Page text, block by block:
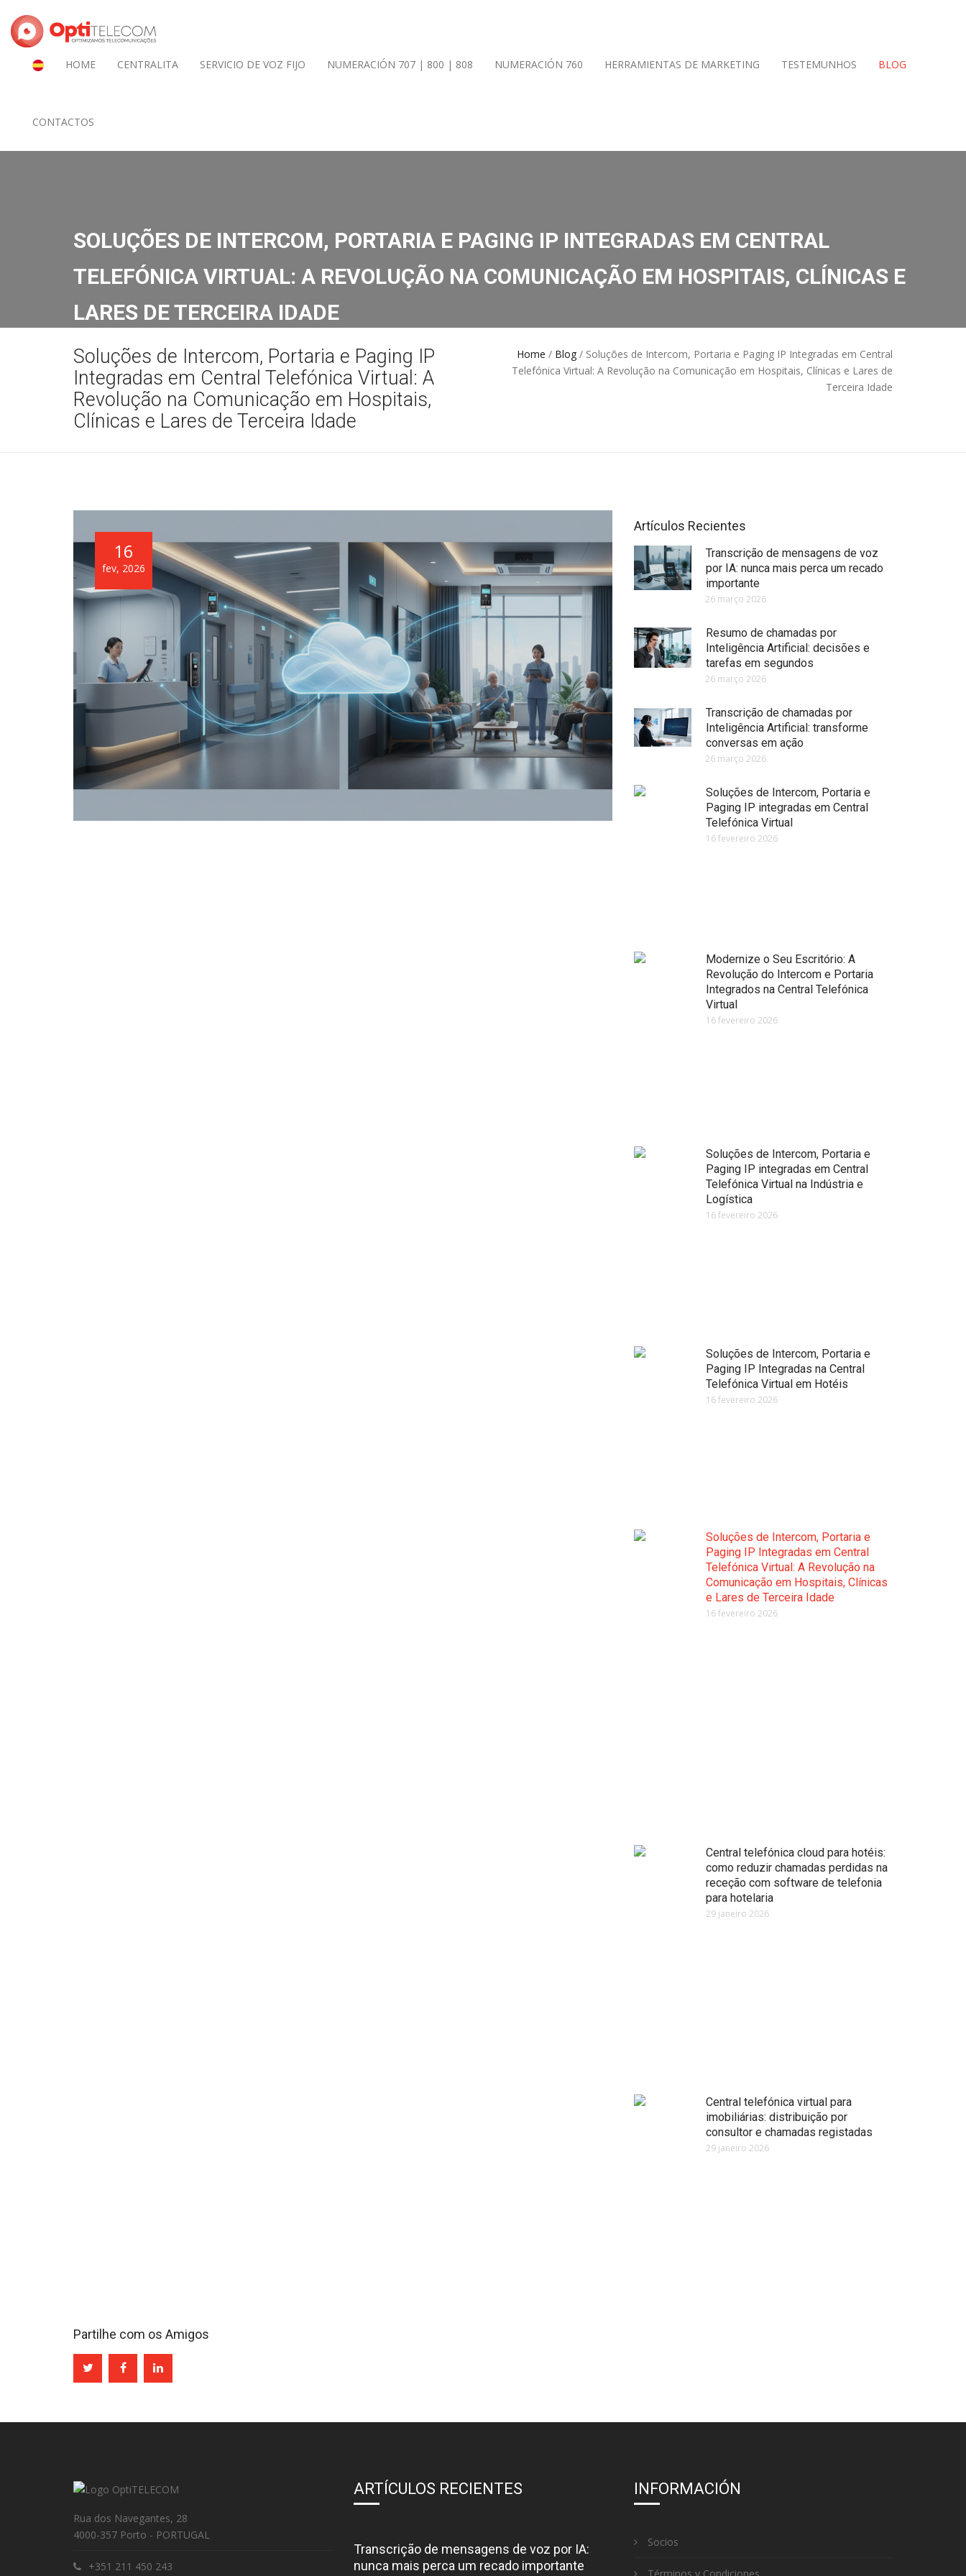
HOME CENTRALITA SERVICIO DE VOZ FIJO NUMERACIÓN 707 | 800 | 808 NUMERACIÓN 760 HERRAMIENTAS DE MARKETING TESTEMUNHOS BLOG
CONTACTOS
SOLUÇÕES DE INTERCOM, PORTARIA E PAGING IP INTEGRADAS EM CENTRAL
TELEFÓNICA VIRTUAL: A REVOLUÇÃO NA COMUNICAÇÃO EM HOSPITAIS, CLÍNICAS E
LARES DE TERCEIRA IDADE
Soluções de Intercom, Portaria e Paging IP
Integradas em Central Telefónica Virtual: A
Revolução na Comunicação em Hospitais,
Clínicas e Lares de Terceira Idade
Home / Blog / Soluções de Intercom, Portaria e Paging IP Integradas em Central
Telefónica Virtual: A Revolução na Comunicação em Hospitais, Clínicas e Lares de
Terceira Idade
16
fev, 2026
Artículos Recientes
Transcrição de mensagens de voz
por IA: nunca mais perca um recado
importante
26 março 2026
Resumo de chamadas por
Inteligência Artificial: decisões e
tarefas em segundos
26 março 2026
Transcrição de chamadas por
Inteligência Artificial: transforme
conversas em ação
26 março 2026
Soluções de Intercom, Portaria e
Paging IP integradas em Central
Telefónica Virtual
16 fevereiro 2026
Modernize o Seu Escritório: A
Revolução do Intercom e Portaria
Integrados na Central Telefónica
Virtual
16 fevereiro 2026
Soluções de Intercom, Portaria e
Paging IP integradas em Central
Telefónica Virtual na Indústria e
Logística
16 fevereiro 2026
Soluções de Intercom, Portaria e
Paging IP Integradas na Central
Telefónica Virtual em Hotéis
16 fevereiro 2026
Soluções de Intercom, Portaria e
Paging IP Integradas em Central
Telefónica Virtual: A Revolução na
Comunicação em Hospitais, Clínicas
e Lares de Terceira Idade
16 fevereiro 2026
Central telefónica cloud para hotéis:
como reduzir chamadas perdidas na
receção com software de telefonia
para hotelaria
29 janeiro 2026
Central telefónica virtual para
imobiliárias: distribuição por
consultor e chamadas registadas
29 janeiro 2026
Partilhe com os Amigos
Rua dos Navegantes, 28
4000-357 Porto - PORTUGAL
+351 211 450 243
ARTÍCULOS RECIENTES
Transcrição de mensagens de voz por IA:
nunca mais perca um recado importante
INFORMACIÓN
Socios